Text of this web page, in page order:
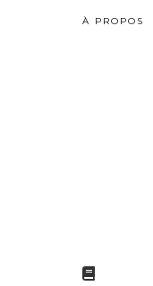
À PROPOS